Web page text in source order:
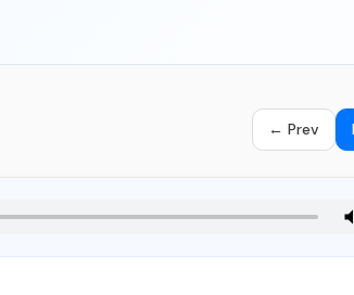
← Prev